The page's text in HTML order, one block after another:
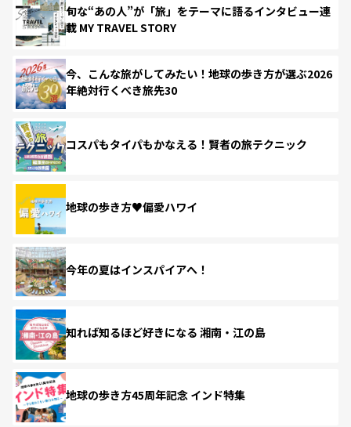
旬な“あの人”が「旅」をテーマに語るインタビュー連
載 MY TRAVEL STORY
今、こんな旅がしてみたい！地球の歩き方が選ぶ2026
年絶対行くべき旅先30
コスパもタイパもかなえる！賢者の旅テクニック
地球の歩き方♥偏愛ハワイ
今年の夏はインスパイアへ！
知れば知るほど好きになる 湘南・江の島
地球の歩き方45周年記念 インド特集